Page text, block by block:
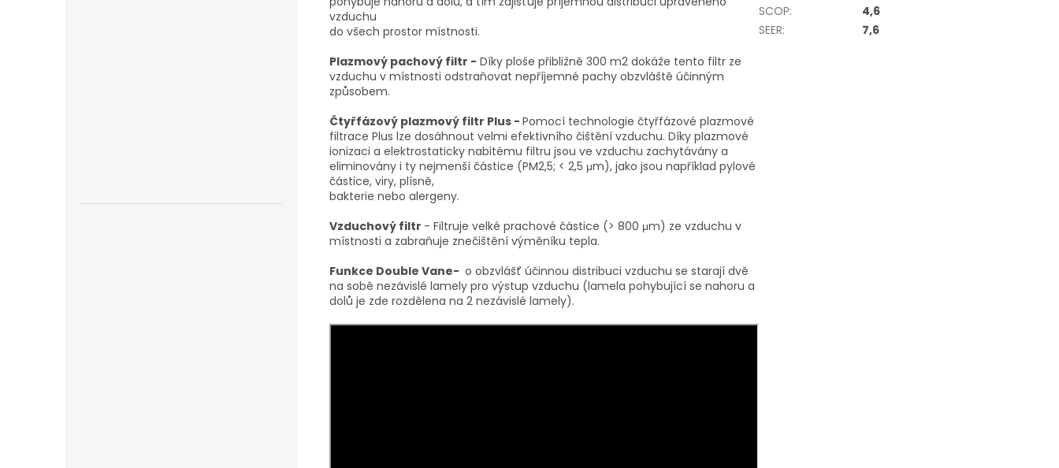
vzduchu
do všech prostor místnosti.
Plazmový pachový filtr - Díky ploše přibližně 300 m2 dokáže tento filtr ze
vzduchu v místnosti odstraňovat nepříjemné pachy obzvláště účinným
způsobem.
Čtyřfázový plazmový filtr Plus - Pomocí technologie čtyřfázové plazmové
filtrace Plus lze dosáhnout velmi efektivního čištění vzduchu. Díky plazmové
ionizaci a elektrostaticky nabitému filtru jsou ve vzduchu zachytávány a
eliminovány i ty nejmenší částice (PM2,5; < 2,5 μm), jako jsou například pylové
částice, viry, plísně,
bakterie nebo alergeny.
Vzduchový filtr - Filtruje velké prachové částice (> 800 μm) ze vzduchu v
místnosti a zabraňuje znečištění výměníku tepla.
Funkce Double Vane- o obzvlášť účinnou distribuci vzduchu se starají dvě
na sobě nezávislé lamely pro výstup vzduchu (lamela pohybující se nahoru a
dolů je zde rozdělena na 2 nezávislé lamely).
SCOP:
4,6
SEER: 7,6